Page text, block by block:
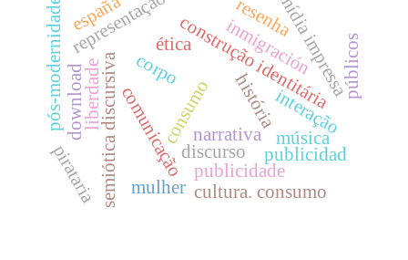
comunicaçãoconsumo história
narrativa
corpoconstrução identitária
semiótica discursiva interação
mídia impressa
discurso
publicidade
representaçãoética
mulher cultura. consumo
publicidad
inmigración
españa
música
públicos
liberdade
download
pirataria
pós-modernidade resenha